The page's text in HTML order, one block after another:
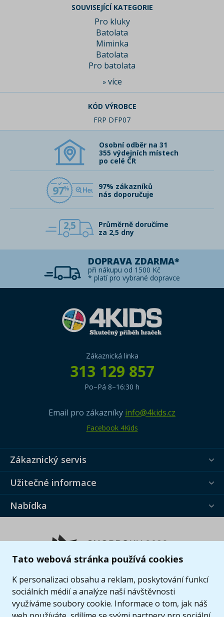
Tato webová stránka používá cookies
K personalizaci obsahu a reklam, poskytování funkcí
sociálních médií a analýze naší návštěvnosti
využíváme soubory cookie. Informace o tom, jak náš
SOUVISEJÍCÍ KATEGORIE
Pro kluky
Batolata
Miminka
Batolata
Pro batolata
» více
KÓD VÝROBCE
FRP DFP07
Osobní odběr na 31
355 výdejních místech
po celé ČR
97
97% zákazníků
nás doporučuje
2,5
Průměrně doručíme
za 2,5 dny
DOPRAVA ZDARMA*
při nákupu od 1500 Kč
* platí pro vybrané dopravce
Zákaznická linka
313 129 857
Po–Pá 8–16:30 h
Email pro zákazníky info@4kids.cz
Facebook 4Kids
Zákaznický servis
Užitečné informace
Nabídka